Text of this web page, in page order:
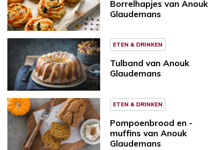
Borrelhapjes van Anouk
Glaudemans
ETEN & DRINKEN
Tulband van Anouk
Glaudemans
ETEN & DRINKEN
Pompoenbrood en -
muffins van Anouk
Glaudemans